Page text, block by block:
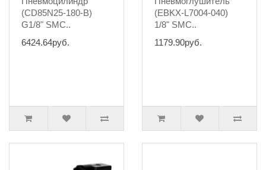
(CD85N25-180-B)
G1/8" SMC..
6424.64руб.
(EBKX-L7004-040)
1/8" SMC..
1179.90руб.